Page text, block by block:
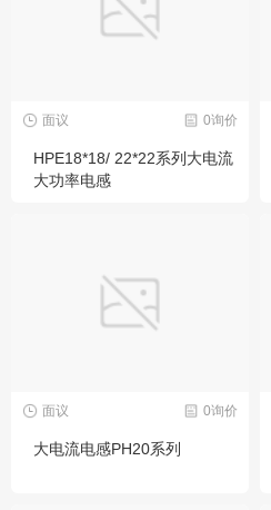
0询价
面议
HPE18*18/ 22*22系列大电流
大功率电感
0询价
面议
大电流电感PH20系列